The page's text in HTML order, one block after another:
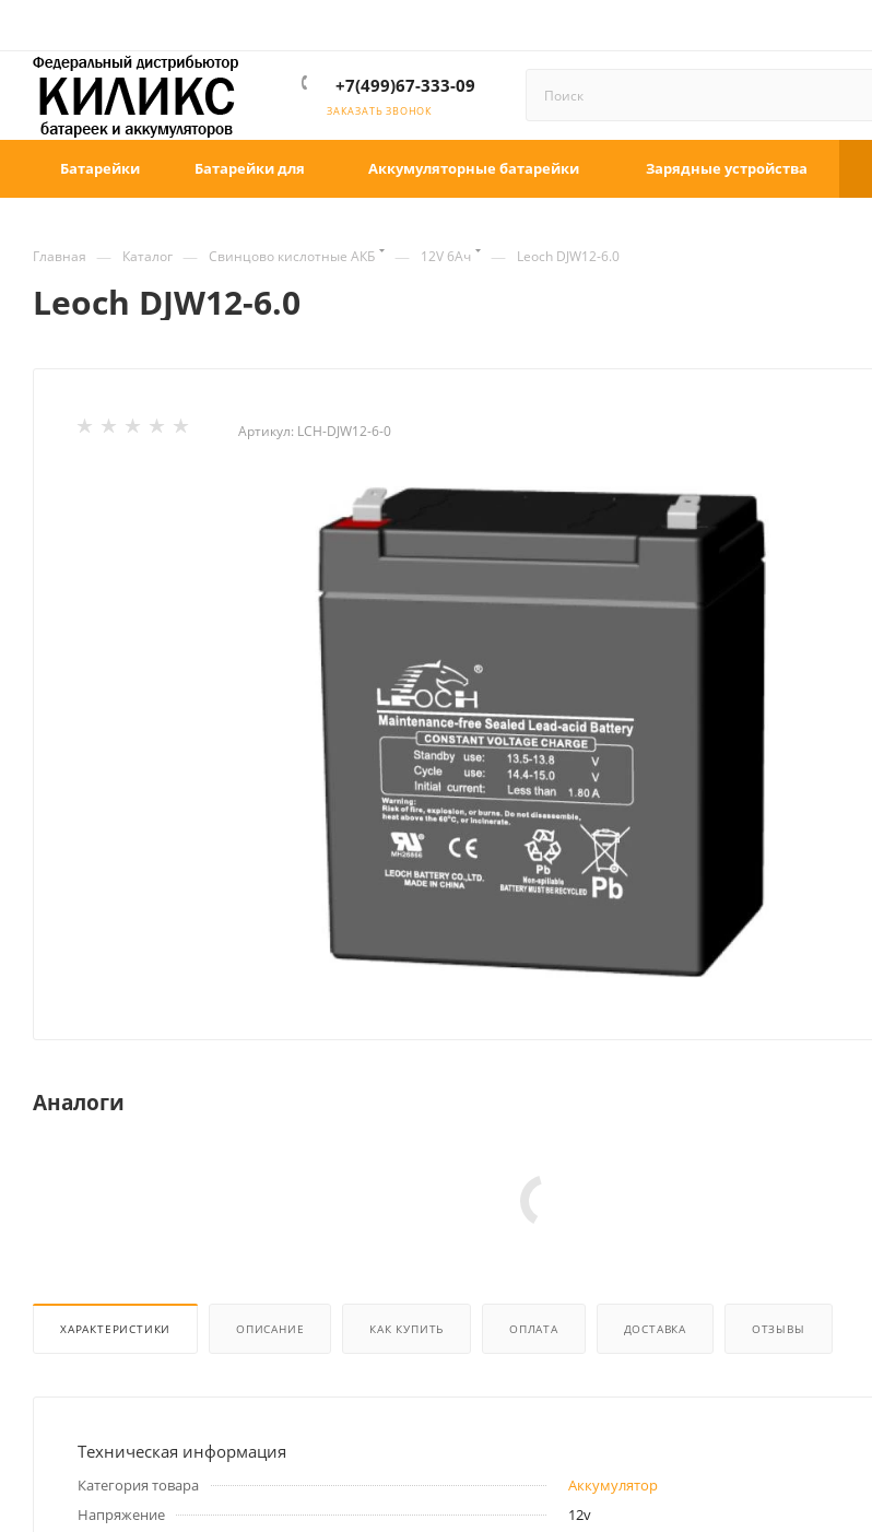
+7(499)67-333-09
ЗАКАЗАТЬ ЗВОНОК
Батарейки Батарейки для Аккумуляторные батарейки Зарядные устройства
Главная — Каталог — Свинцово кислотные АКБ — 12V 6Ач — Leoch DJW12-6.0
Leoch DJW12-6.0
Артикул: LCH-DJW12-6-0
Аналоги
ХАРАКТЕРИСТИКИ ОПИСАНИЕ КАК КУПИТЬ ОПЛАТА ДОСТАВКА ОТЗЫВЫ
Техническая информация
Категория товара
Аккумулятор
Напряжение
12v